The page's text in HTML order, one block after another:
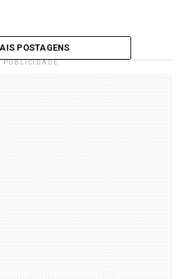
POSTAGENS
PUBLICIDADE